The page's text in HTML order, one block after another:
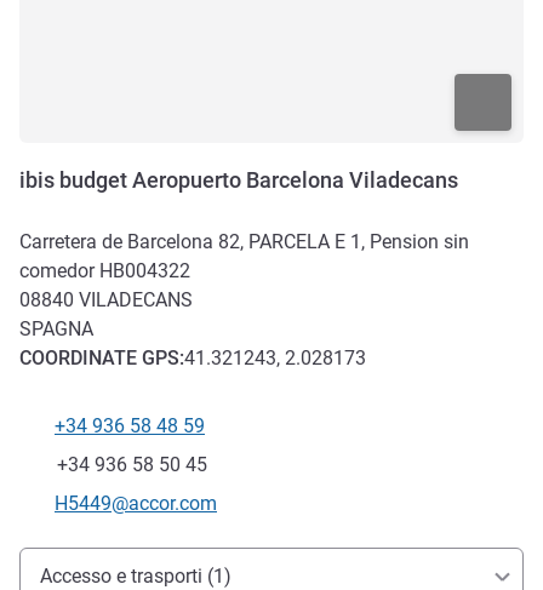
ibis budget Aeropuerto Barcelona Viladecans
Carretera de Barcelona 82, PARCELA E 1, Pension sin
comedor HB004322
08840 VILADECANS
SPAGNA
COORDINATE GPS:41.321243, 2.028173
Telefono
+34 936 58 48 59
Fax
+34 936 58 50 45
E-mail di contatto
H5449@accor.com
Accesso e trasporti
Accesso e trasporti (1)